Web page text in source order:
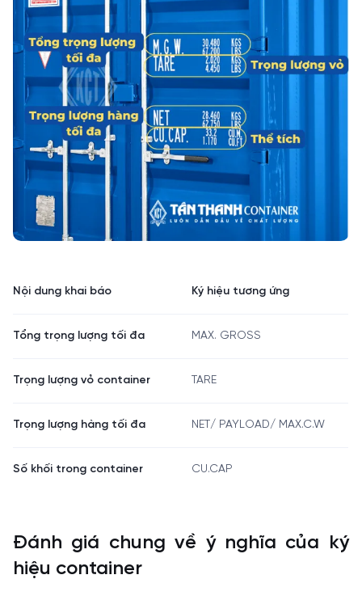
Nội dung khai báo Ký hiệu tương ứng
Tổng trọng lượng tối đa MAX. GROSS
Trọng lượng vỏ container TARE
Trọng lượng hàng tối đa NET/ PAYLOAD/ MAX.C.W
Số khối trong container CU.CAP
Đánh giá chung về ý nghĩa của ký
hiệu container